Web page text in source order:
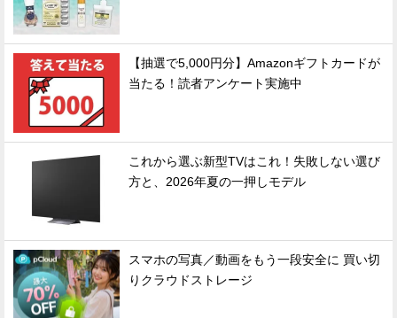
【抽選で5,000円分】Amazonギフトカードが
当たる！読者アンケート実施中
これから選ぶ新型TVはこれ！失敗しない選び
方と、2026年夏の一押しモデル
スマホの写真／動画をもう一段安全に 買い切
りクラウドストレージ